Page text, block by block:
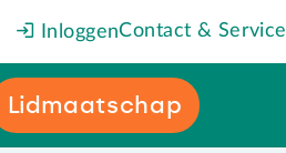
InloggenContact & Service
Lidmaatschap